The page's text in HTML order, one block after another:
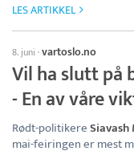
LES ARTIKKEL
8. juni ·vartoslo.no
Vil ha slutt på
- En av våre
Rødt-politikere
mai-feiringen er mest